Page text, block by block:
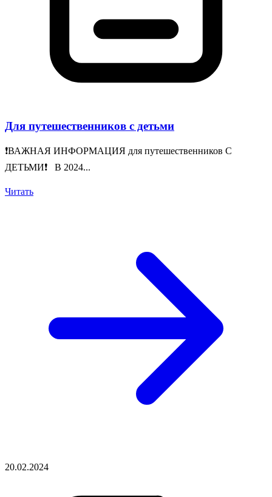
Для путешественников с детьми
❗️ВАЖНАЯ ИНФОРМАЦИЯ для путешественников С
ДЕТЬМИ❗️ В 2024...
Читать
20.02.2024